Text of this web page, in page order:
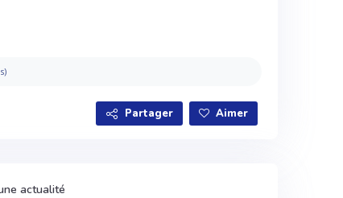
Partager Aimer
actualité